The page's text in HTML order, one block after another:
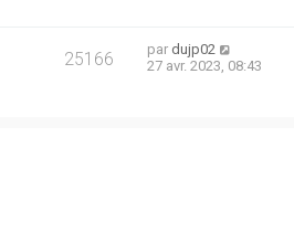
25166
par dujp02
27 avr. 2023, 08:43